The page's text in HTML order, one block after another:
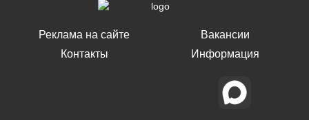
Реклама на сайте
Контакты
Вакансии
Информация